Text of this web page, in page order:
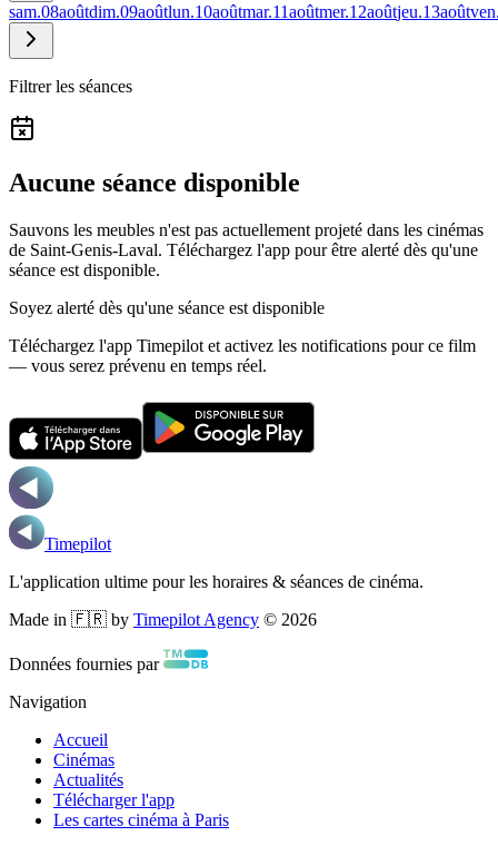
sam.08aoûtdim.09aoûtlun.10aoûtmar.11aoûtmer.12aoûtjeu.13août
Filtrer les séances
Aucune séance disponible
Sauvons les meubles n'est pas actuellement projeté dans les cinémas
de Saint-Genis-Laval. Téléchargez l'app pour être alerté dès qu'une
séance est disponible.
Soyez alerté dès qu'une séance est disponible
Téléchargez l'app Timepilot et activez les notifications pour ce film
— vous serez prévenu en temps réel.
Timepilot
L'application ultime pour les horaires & séances de cinéma.
Made in 🇫🇷 by Timepilot Agency © 2026
Données fournies par
Navigation
Accueil
Cinémas
Actualités
Télécharger l'app
Les cartes cinéma à Paris